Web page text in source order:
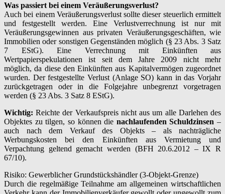
Was passiert bei einem Veräußerungsverlust?
Auch bei einem Veräußerungsverlust sollte dieser steuerlich ermittelt
und festgestellt werden. Eine Verlustverrechnung ist nur mit
Veräußerungsgewinnen aus privaten Veräußerungsgeschäften, wie
Immobilien oder sonstigen Gegenständen möglich (§ 23 Abs. 3 Satz
7 EStG). Eine Verrechnung mit Einkünften aus
Wertpapierspekulationen ist seit dem Jahre 2009 nicht mehr
möglich, da diese den Einkünften aus Kapitalvermögen zugeordnet
wurden. Der festgestellte Verlust (Anlage SO) kann in das Vorjahr
zurückgetragen oder in die Folgejahre unbegrenzt vorgetragen
werden (§ 23 Abs. 3 Satz 8 EStG).
Wichtig: Reichte der Verkaufspreis nicht aus um alle Darlehen des
Objektes zu tilgen, so können die nachlaufenden Schuldzinsen –
auch nach dem Verkauf des Objekts – als nachträgliche
Werbungskosten bei den Einkünften aus Vermietung und
Verpachtung geltend gemacht werden (BFH 20.6.2012 – IX R
67/10).
Risiko: Gewerblicher Grundstückshändler (3-Objekt-Grenze)
Durch die regelmäßige Teilnahme am allgemeinen wirtschaftlichen